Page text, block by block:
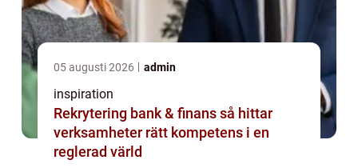
05 augusti 2026 admin
inspiration
Rekrytering bank & finans så hittar
verksamheter rätt kompetens i en
reglerad värld